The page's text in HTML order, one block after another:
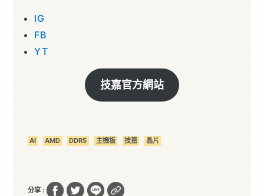
IG
FB
YT
技嘉官方網站
AI AMD DDR5 主機板 技嘉 晶片
分享 :